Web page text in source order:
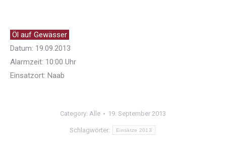
Öl auf Gewässer
Datum: 19.09.2013
Alarmzeit: 10:00 Uhr
Einsatzort: Naab
Category: Alle 19. September 2013
Schlagwörter: Einsätze 2013